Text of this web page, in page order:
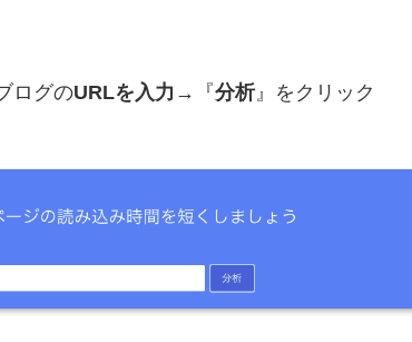
ログのURLを入力 →『分析』をクリック